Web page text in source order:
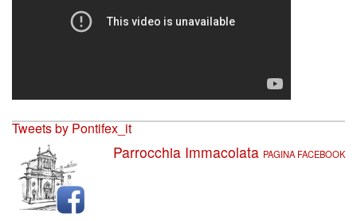
Tweets by Pontifex_it
Parrocchia Immacolata PAGINA FACEBOOK